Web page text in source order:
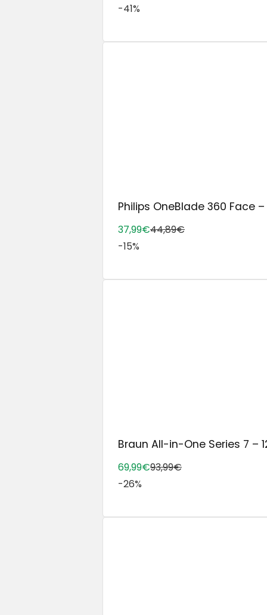
-41%
Philips OneBlade 360 Face –
37,99€44,89€
-15%
Braun All-in-One Series 7 –
69,99€93,99€
-26%